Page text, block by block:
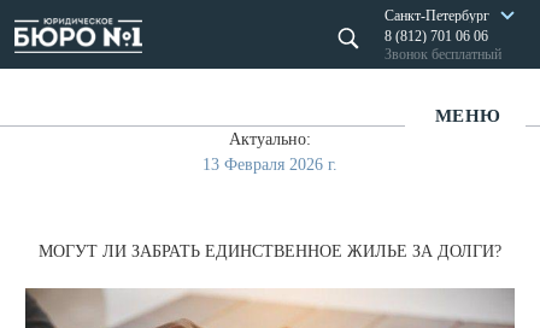
Санкт-Петербург
8 (812) 701 06 06
Звонок бесплатный
МЕНЮ
Актуально:
13 Февраля 2026 г.
МОГУТ ЛИ ЗАБРАТЬ ЕДИНСТВЕННОЕ ЖИЛЬЕ ЗА ДОЛГИ?